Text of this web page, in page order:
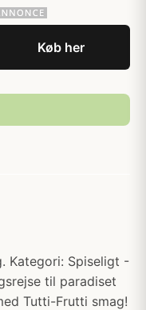
Køb her
Kategori: Spiseligt -
til paradiset
Tutti-Frutti smag!